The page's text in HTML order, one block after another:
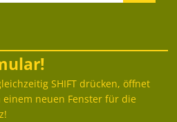
SHIFT drücken, öffnet
neuen Fenster für die